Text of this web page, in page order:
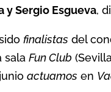
y Sergio Esgueva,
finalistas del
salaFun Club
actuamos en